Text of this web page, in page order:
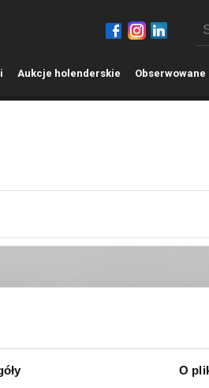
O
Aukcje holenderskie Obserwowane